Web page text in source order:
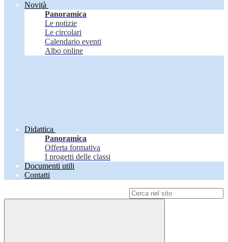
Novità
Panoramica
Le notizie
Le circolari
Calendario eventi
Albo online
Didattica
Panoramica
Offerta formativa
I progetti delle classi
Documenti utili
Contatti